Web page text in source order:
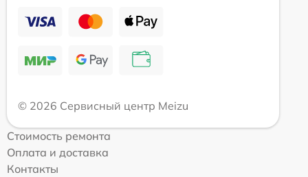
© 2026 Сервисный центр Meizu
Стоимость ремонта
Оплата и доставка
Контакты